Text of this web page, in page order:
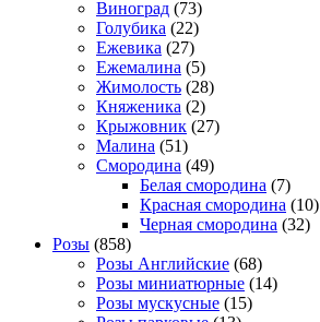
Виноград (73)
Голубика (22)
Ежевика (27)
Ежемалина (5)
Жимолость (28)
Княженика (2)
Крыжовник (27)
Малина (51)
Смородина (49)
Белая смородина (7)
Красная смородина (10)
Черная смородина (32)
Розы (858)
Розы Английские (68)
Розы миниатюрные (14)
Розы мускусные (15)